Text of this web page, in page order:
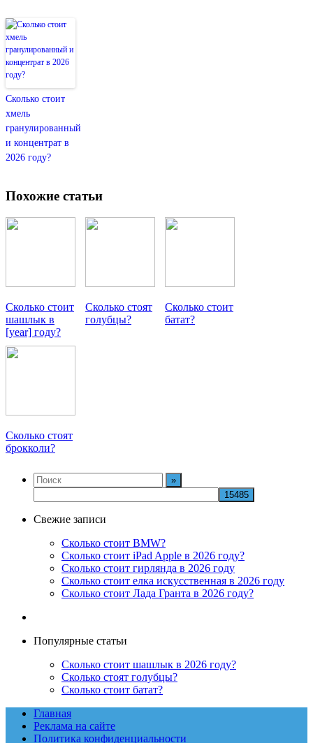
Сколько стоит
хмель
гранулированный
и концентрат в
2026 году?
Похожие статьи
Сколько стоит
шашлык в
[year] году?
Сколько стоят
голубцы?
Сколько стоит
батат?
Сколько стоят
брокколи?
Свежие записи
Сколько стоит BMW?
Сколько стоит iPad Apple в 2026 году?
Сколько стоит гирлянда в 2026 году
Сколько стоит елка искусственная в 2026 году
Сколько стоит Лада Гранта в 2026 году?
Популярные статьи
Сколько стоит шашлык в 2026 году?
Сколько стоят голубцы?
Сколько стоит батат?
Главная
Реклама на сайте
Политика конфиденциальности